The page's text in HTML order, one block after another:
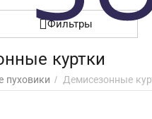
Фильтры
куртки
пуховики / Демисезонные